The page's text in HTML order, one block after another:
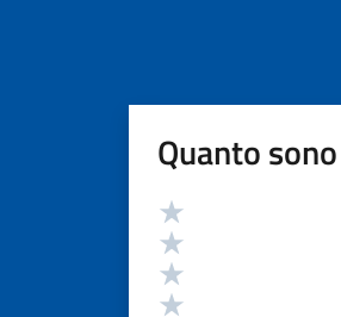
Quanto
Valutazione